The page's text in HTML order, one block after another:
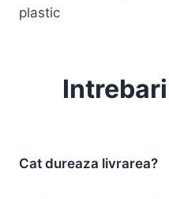
plastic
Cat dureaza livrarea?